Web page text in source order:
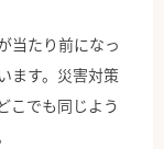
当たり前になっ
ます。災害対策
こでも同じよう